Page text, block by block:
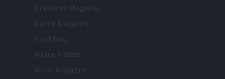
Cineverse Magazine
Donne Magazine
Food Blog
Milano Notizie
Motor Magazine